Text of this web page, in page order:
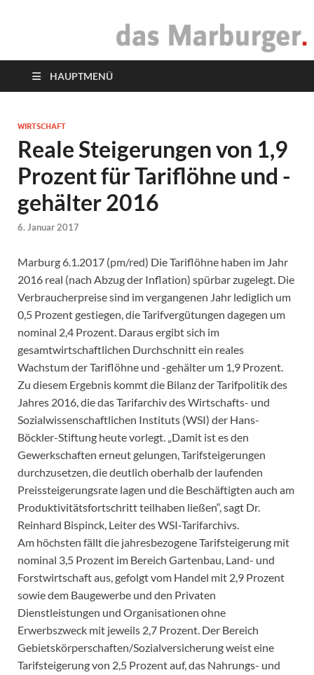
das Marburger.
HAUPTMENÜ
WIRTSCHAFT
Reale Steigerungen von 1,9
Prozent für Tariflöhne und -
gehälter 2016
6. Januar 2017
Marburg 6.1.2017 (pm/red) Die Tariflöhne haben im Jahr
2016 real (nach Abzug der Inflation) spürbar zugelegt. Die
Verbraucherpreise sind im vergangenen Jahr lediglich um
0,5 Prozent gestiegen, die Tarifvergütungen dagegen um
nominal 2,4 Prozent. Daraus ergibt sich im
gesamtwirtschaftlichen Durchschnitt ein reales
Wachstum der Tariflöhne und -gehälter um 1,9 Prozent.
Zu diesem Ergebnis kommt die Bilanz der Tarifpolitik des
Jahres 2016, die das Tarifarchiv des Wirtschafts- und
Sozialwissenschaftlichen Instituts (WSI) der Hans-
Böckler-Stiftung heute vorlegt. „Damit ist es den
Gewerkschaften erneut gelungen, Tarifsteigerungen
durchzusetzen, die deutlich oberhalb der laufenden
Preissteigerungsrate lagen und die Beschäftigten auch am
Produktivitätsfortschritt teilhaben ließen“, sagt Dr.
Reinhard Bispinck, Leiter des WSI-Tarifarchivs.
Am höchsten fällt die jahresbezogene Tarifsteigerung mit
nominal 3,5 Prozent im Bereich Gartenbau, Land- und
Forstwirtschaft aus, gefolgt vom Handel mit 2,9 Prozent
sowie dem Baugewerbe und den Privaten
Dienstleistungen und Organisationen ohne
Erwerbszweck mit jeweils 2,7 Prozent. Der Bereich
Gebietskörperschaften/Sozialversicherung weist eine
Tarifsteigerung von 2,5 Prozent auf, das Nahrungs- und